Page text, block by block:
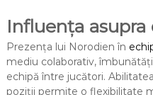
Influența
Prezența lui Norodien în
mediu colaborativ,
echipă între jucători.
poziții permite o flexibilitate